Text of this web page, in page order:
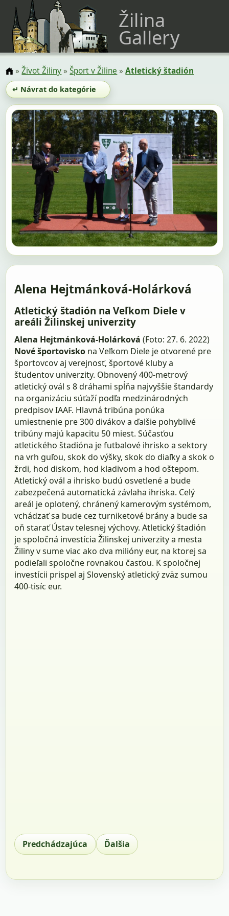
Žilina
Gallery
»Život Žiliny»Šport v Žiline »Atletický štadión
↵ Návrat do kategórie
Alena Hejtmánková-Holárková
Atletický štadión na Veľkom Diele v
areáli Žilinskej univerzity
Alena Hejtmánková-Holárková (Foto: 27. 6. 2022)
Nové športovisko na Veľkom Diele je otvorené pre
športovcov aj verejnosť, športové kluby a
študentov univerzity. Obnovený 400-metrový
atletický ovál s 8 dráhami spĺňa najvyššie štandardy
na organizáciu súťaží podľa medzinárodných
predpisov IAAF. Hlavná tribúna ponúka
umiestnenie pre 300 divákov a ďalšie pohyblivé
tribúny majú kapacitu 50 miest. Súčasťou
atletického štadióna je futbalové ihrisko a sektory
na vrh guľou, skok do výšky, skok do diaľky a skok o
žrdi, hod diskom, hod kladivom a hod oštepom.
Atletický ovál a ihrisko budú osvetlené a bude
zabezpečená automatická závlaha ihriska. Celý
areál je oplotený, chránený kamerovým systémom,
vchádzať sa bude cez turniketové brány a bude sa
oň starať Ústav telesnej výchovy. Atletický štadión
je spoločná investícia Žilinskej univerzity a mesta
Žiliny v sume viac ako dva milióny eur, na ktorej sa
podieľali spoločne rovnakou časťou. K spoločnej
investícii prispel aj Slovenský atletický zväz sumou
400-tisíc eur.
Predchádzajúca Ďalšia